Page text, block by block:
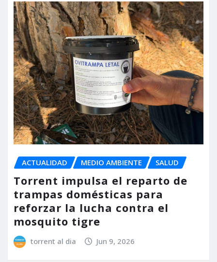
ACTUALIDAD MEDIO AMBIENTE SALUD
Torrent impulsa el reparto de
trampas domésticas para
reforzar la lucha contra el
mosquito tigre
torrent al dia Jun 9, 2026